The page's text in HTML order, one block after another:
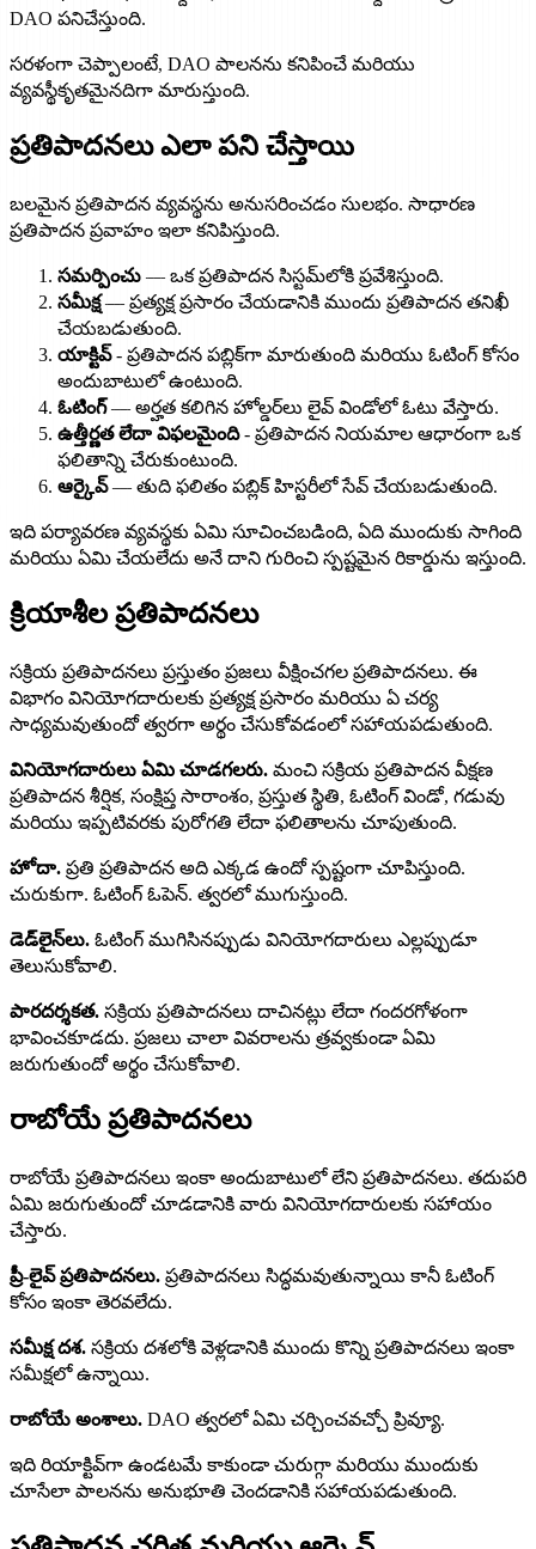
DAO పనిచేస్తుంది.
సరళంగా చెప్పాలంటే, DAO పాలనను కనిపించే మరియు
వ్యవస్థీకృతమైనదిగా మారుస్తుంది.
ప్రతిపాదనలు ఎలా పని చేస్తాయి
బలమైన ప్రతిపాదన వ్యవస్థను అనుసరించడం సులభం. సాధారణ
ప్రతిపాదన ప్రవాహం ఇలా కనిపిస్తుంది.
సమర్పించు — ఒక ప్రతిపాదన సిస్టమ్‌లోకి ప్రవేశిస్తుంది.
సమీక్ష— ప్రత్యక్ష ప్రసారం చేయడానికి ముందు ప్రతిపాదన తనిఖీ
చేయబడుతుంది.
యాక్టివ్- ప్రతిపాదన పబ్లిక్‌గా మారుతుంది మరియు ఓటింగ్ కోసం
అందుబాటులో ఉంటుంది.
ఓటింగ్— అర్హత కలిగిన హోల్డర్‌లు లైవ్ విండోలో ఓటు వేస్తారు.
ఉత్తీర్ణత లేదా విఫలమైంది- ప్రతిపాదన నియమాల ఆధారంగా ఒక
ఫలితాన్ని చేరుకుంటుంది.
ఆర్కైవ్— తుది ఫలితం పబ్లిక్ హిస్టరీలో సేవ్ చేయబడుతుంది.
ఇది పర్యావరణ వ్యవస్థకు ఏమి సూచించబడింది, ఏది ముందుకు సాగింది
మరియు ఏమి చేయలేదు అనే దాని గురించి స్పష్టమైన రికార్డును ఇస్తుంది.
క్రియాశీల ప్రతిపాదనలు
సక్రియ ప్రతిపాదనలు ప్రస్తుతం ప్రజలు వీక్షించగల ప్రతిపాదనలు. ఈ
విభాగం వినియోగదారులకు ప్రత్యక్ష ప్రసారం మరియు ఏ చర్య
సాధ్యమవుతుందో త్వరగా అర్థం చేసుకోవడంలో సహాయపడుతుంది.
వినియోగదారులు ఏమి చూడగలరు. మంచి సక్రియ ప్రతిపాదన వీక్షణ
ప్రతిపాదన శీర్షిక, సంక్షిప్త సారాంశం, ప్రస్తుత స్థితి, ఓటింగ్ విండో, గడువు
మరియు ఇప్పటివరకు పురోగతి లేదా ఫలితాలను చూపుతుంది.
హోదా. ప్రతి ప్రతిపాదన అది ఎక్కడ ఉందో స్పష్టంగా చూపిస్తుంది.
చురుకుగా. ఓటింగ్ ఓపెన్. త్వరలో ముగుస్తుంది.
డెడ్‌లైన్‌లు. ఓటింగ్ ముగిసినప్పుడు వినియోగదారులు ఎల్లప్పుడూ
తెలుసుకోవాలి.
పారదర్శకత. సక్రియ ప్రతిపాదనలు దాచినట్లు లేదా గందరగోళంగా
భావించకూడదు. ప్రజలు చాలా వివరాలను త్రవ్వకుండా ఏమి
జరుగుతుందో అర్థం చేసుకోవాలి.
రాబోయే ప్రతిపాదనలు
రాబోయే ప్రతిపాదనలు ఇంకా అందుబాటులో లేని ప్రతిపాదనలు. తదుపరి
ఏమి జరుగుతుందో చూడడానికి వారు వినియోగదారులకు సహాయం
చేస్తారు.
ప్రీ-లైవ్ ప్రతిపాదనలు. ప్రతిపాదనలు సిద్ధమవుతున్నాయి కానీ ఓటింగ్
కోసం ఇంకా తెరవలేదు.
సమీక్ష దశ. సక్రియ దశలోకి వెళ్లడానికి ముందు కొన్ని ప్రతిపాదనలు ఇంకా
సమీక్షలో ఉన్నాయి.
రాబోయే అంశాలు. DAO త్వరలో ఏమి చర్చించవచ్చో ప్రివ్యూ.
ఇది రియాక్టివ్‌గా ఉండటమే కాకుండా చురుగ్గా మరియు ముందుకు
చూసేలా పాలనను అనుభూతి చెందడానికి సహాయపడుతుంది.